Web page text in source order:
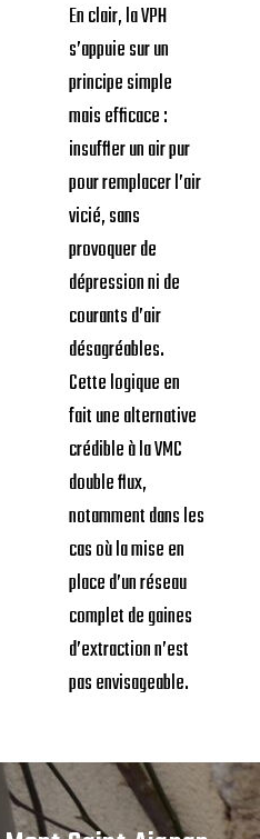
En clair, la VPH
s’appuie sur un
principe simple
mais efficace :
insuffler un air pur
pour remplacer l’air
vicié, sans
provoquer de
dépression ni de
courants d’air
désagréables.
Cette logique en
fait une alternative
crédible à la VMC
double flux,
notamment dans les
cas où la mise en
place d’un réseau
complet de gaines
d’extraction n’est
pas envisageable.